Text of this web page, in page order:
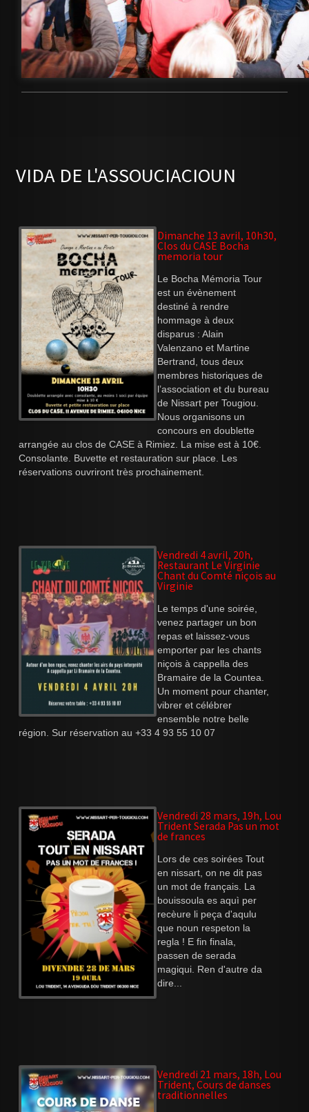
VIDA DE L'ASSOUCIACIOUN
Dimanche 13 avril, 10h30,
Clos du CASE Bocha
memoria tour
Le Bocha Mémoria Tour
est un évènement
destiné à rendre
hommage à deux
disparus : Alain
Valenzano et Martine
Bertrand, tous deux
membres historiques de
l’association et du bureau
de Nissart per Tougiou.
Nous organisons un
concours en doublette
arrangée au clos de CASE à Rimiez. La mise est à 10€.
Consolante. Buvette et restauration sur place. Les
réservations ouvriront très prochainement.
Vendredi 4 avril, 20h,
Restaurant Le Virginie
Chant du Comté niçois au
Virginie
Le temps d'une soirée,
venez partager un bon
repas et laissez-vous
emporter par les chants
niçois à cappella des
Bramaire de la Countea.
Un moment pour chanter,
vibrer et célébrer
ensemble notre belle
région. Sur réservation au +33 4 93 55 10 07
Vendredi 28 mars, 19h, Lou
Trident Serada Pas un mot
de frances
Lors de ces soirées Tout
en nissart, on ne dit pas
un mot de français. La
bouissoula es aquì per
recèure li peça d'aqulu
que noun respeton la
regla ! E fin finala,
passen de serada
magiqui. Ren d'autre da
dire...
Vendredi 21 mars, 18h, Lou
Trident, Cours de danses
traditionnelles